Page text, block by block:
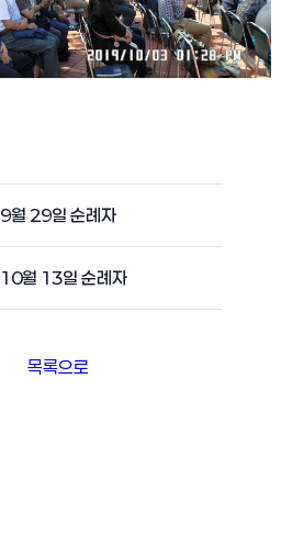
9월 29일 순례자
10월 13일 순례자
목록으로